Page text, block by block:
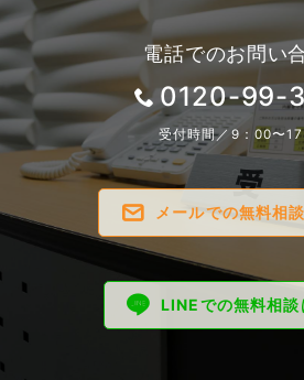
電話でのお問い
0120-99-
受付時間／9：00〜
メールでの無料相
LINEでの無料相談